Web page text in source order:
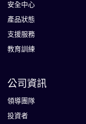
安全中心
產品狀態
支援服務
教育訓練
公司資訊
領導團隊
投資者